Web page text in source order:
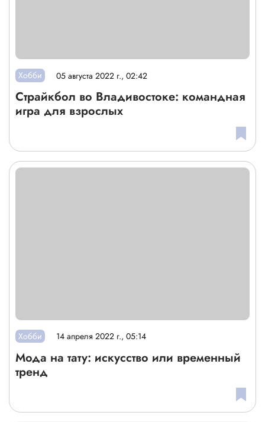
Хобби 05 августа 2022 г., 02:42
Страйкбол во Владивостоке: командная
игра для взрослых
Хобби 14 апреля 2022 г., 05:14
Мода на тату: искусство или временный
тренд